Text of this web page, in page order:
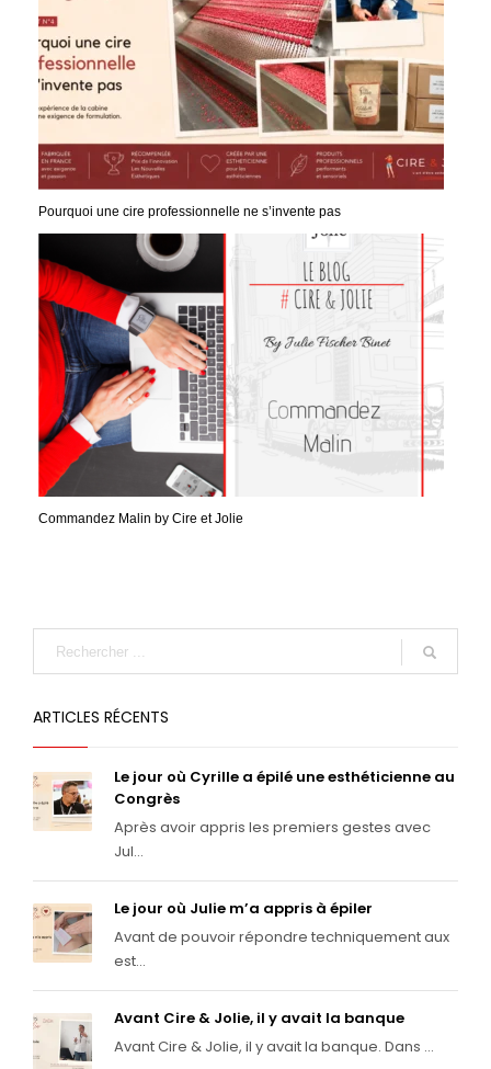
Pourquoi une cire professionnelle ne s’invente pas
Commandez Malin by Cire et Jolie
ARTICLES RÉCENTS
Le jour où Cyrille a épilé une esthéticienne au
Congrès
Après avoir appris les premiers gestes avec
Jul...
Le jour où Julie m’a appris à épiler
Avant de pouvoir répondre techniquement aux
est...
Avant Cire & Jolie, il y avait la banque
Avant Cire & Jolie, il y avait la banque. Dans ...